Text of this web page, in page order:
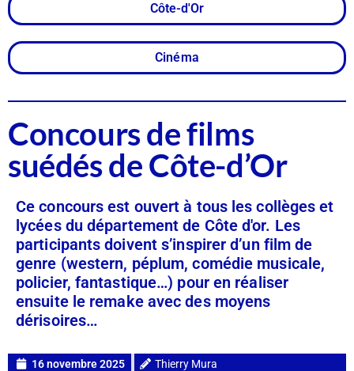
Côte-d'Or
Cinéma
Concours de films
suédés de Côte-d’Or
Ce concours est ouvert à tous les collèges et
lycées du département de Côte d'or. Les
participants doivent s’inspirer d’un film de
genre (western, péplum, comédie musicale,
policier, fantastique…) pour en réaliser
ensuite le remake avec des moyens
dérisoires…
16 novembre 2025 Thierry Mura